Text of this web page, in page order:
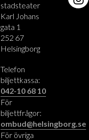
stadsteater
Karl Johans
gata 1
252 67
Helsingborg
Telefon
biljettkassa:
042-10 68 10
För
biljettfrågor:
ombud@helsingborg.se
För övriga